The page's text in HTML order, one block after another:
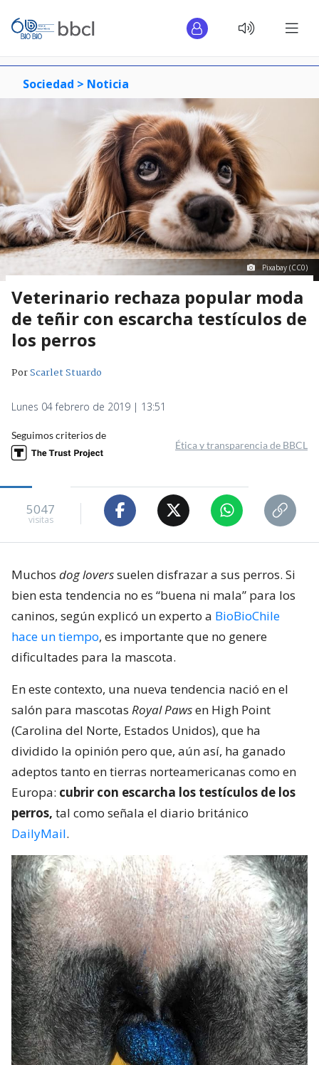
Sociedad > Noticia
Pixabay (CC0)
Veterinario rechaza popular moda
de teñir con escarcha testículos de
los perros
PorScarlet Stuardo
Lunes 04 febrero de 2019 | 13:51
Seguimos criterios de
Ética y transparencia de BBCL
5047
visitas
Muchos dog loverssuelen disfrazar a sus perros. Si
bien esta tendencia no es “buena ni mala” para los
caninos, según explicó un experto a BioBioChile
hace un tiempo, es importante que no genere
dificultades para la mascota.
En este contexto, una nueva tendencia nació en el
salón para mascotas Royal Pawsen High Point
(Carolina del Norte, Estados Unidos), que ha
dividido la opinión pero que, aún así, ha ganado
adeptos tanto en tierras norteamericanas como en
Europa: cubrir con escarcha los testículos de los
perros, tal como señala el diario británico
DailyMail.